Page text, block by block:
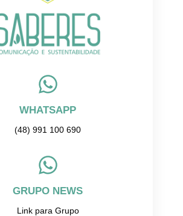
WHATSAPP
(48) 991 100 690
GRUPO NEWS
Link para Grupo